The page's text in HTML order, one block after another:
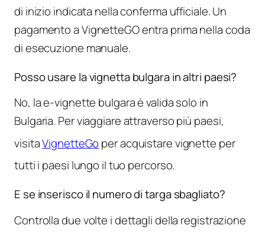
di inizio indicata nella conferma ufficiale. Un
pagamento a VignetteGO entra prima nella coda
di esecuzione manuale.
Posso usare la vignetta bulgara in altri paesi?
No, la e-vignette bulgara è valida solo in
Bulgaria. Per viaggiare attraverso più paesi,
visitaVignetteGo per acquistare vignette per
tutti i paesi lungo il tuo percorso.
E se inserisco il numero di targa sbagliato?
Controlla due volte i dettagli della registrazione